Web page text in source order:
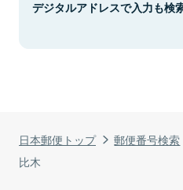
日本郵便トップ 郵便番号検索
比木
デジタルアドレスで入力も検